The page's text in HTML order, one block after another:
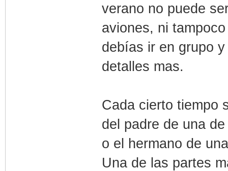
verano no puede
aviones, ni
debías ir en grupo
detalles mas.
Cada cierto tiempo
del padre de una
o el hermano de
Una de las partes